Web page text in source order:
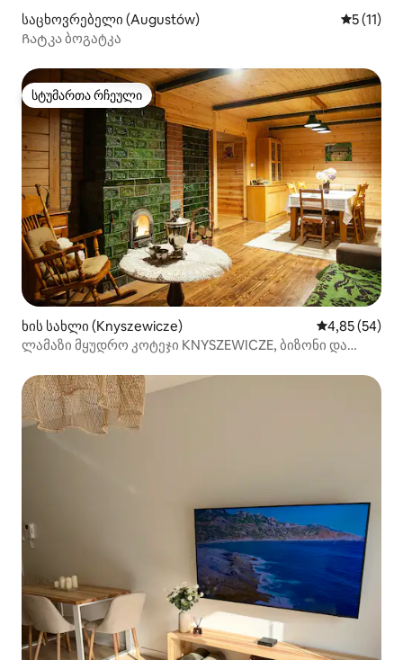
საცხოვრებელი (Augustów) საშუალო
5 (11)
Ჩატკა ბოგატკა
სტუმართა რჩეული
სტუმართა რჩეული
ხის სახლი (Knyszewicze) საშუალო
4,85 (54)
ლამაზი მყუდრო კოტეჯი KNYSZEWICZE, ბიზონი და